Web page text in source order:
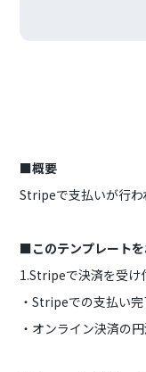
■概要
Stripeで支払いが行わ
■このテンプレート
1.Stripeで決済を受け
・Stripeでの支払い
・オンライン決済の